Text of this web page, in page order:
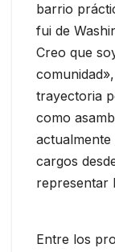
barrio
fui de
Creo que
trayectoria
como
cargos
representar
Entre los